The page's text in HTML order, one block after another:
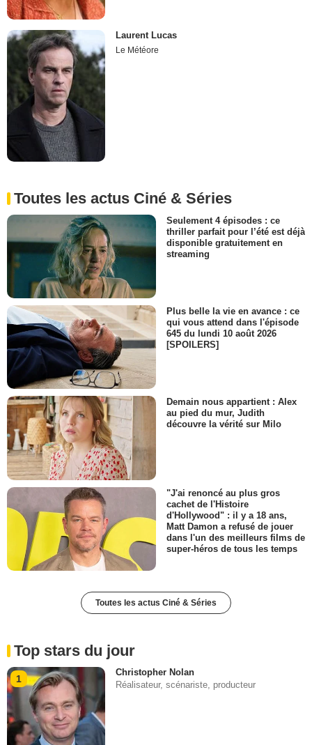
Laurent Lucas
Le Météore
Toutes les actus Ciné & Séries
Seulement 4 épisodes : ce
thriller parfait pour l’été est déjà
disponible gratuitement en
streaming
Plus belle la vie en avance : ce
qui vous attend dans l'épisode
645 du lundi 10 août 2026
[SPOILERS]
Demain nous appartient : Alex
au pied du mur, Judith
découvre la vérité sur Milo
"J'ai renoncé au plus gros
cachet de l'Histoire
d'Hollywood" : il y a 18 ans,
Matt Damon a refusé de jouer
dans l'un des meilleurs films de
super-héros de tous les temps
Toutes les actus Ciné & Séries
Top stars du jour
1
Christopher Nolan
Réalisateur, scénariste, producteur